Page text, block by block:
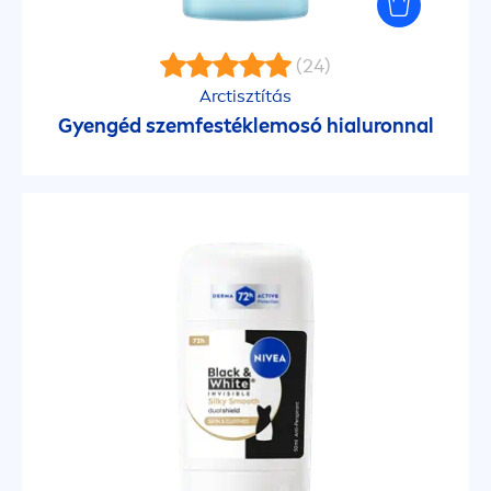
Mikroműanyag-mentes
Oktinoxátmentes
Oxybenzonmentes
Szappanmentes
Szilikonmentes
(24)
Arctisztítás
Gyengéd szemfestéklemosó hialuronnal